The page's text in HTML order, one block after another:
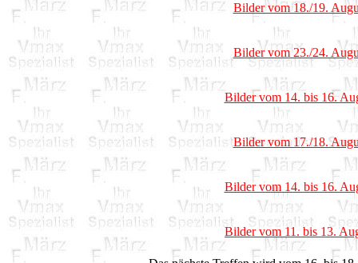
Bilder vom 18./19.
Bilder vom 23./24.
Bilder vom 14. bis 16.
Bilder vom 17./18.
Bilder vom 14. bis 16.
Bilder vom 11. bis 13.